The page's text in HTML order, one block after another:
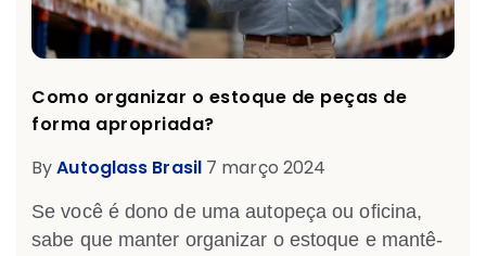
Como organizar o estoque de peças de
forma apropriada?
ByAutoglass Brasil 7 março 2024
Se você é dono de uma autopeça ou oficina,
sabe que manter organizar o estoque e mantê-